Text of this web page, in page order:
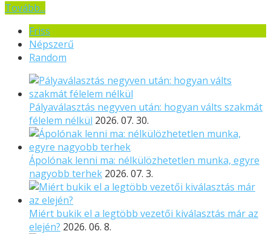
Tovább...
Friss
Népszerű
Random
Pályaválasztás negyven után: hogyan válts szakmát
félelem nélkül 2026. 07. 30.
Ápolónak lenni ma: nélkülözhetetlen munka, egyre
nagyobb terhek 2026. 07. 3.
Miért bukik el a legtöbb vezetői kiválasztás már az
elején? 2026. 06. 8.